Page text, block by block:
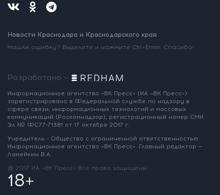
Новости Краснодара и Краснодарского края
Нашли ошибку? Выделите и нажмите Ctrl+Enter. Спасибо!
Разработано —
Информационное агентство «ВК Пресс» (ИА «ВК Пресс»)
зарегистрировано в Федеральной службе по надзору в
сфере связи, информационных технологий и массовых
коммуникаций (Роскомнадзор), регистрационный номер СМИ:
Эл № ФС77-71381 от 17 октября 2017 г.
Учредитель - Общество с ограниченной ответственностью
Информационное агентство «ВК Пресс». Главный редактор —
Ламейкин В.А.
@ 2017 ИА «ВК Пресс» Все права защищены
18+